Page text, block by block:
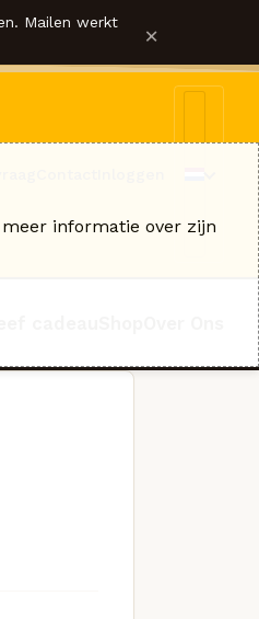
Mailen werkt ×
informatie over zijn